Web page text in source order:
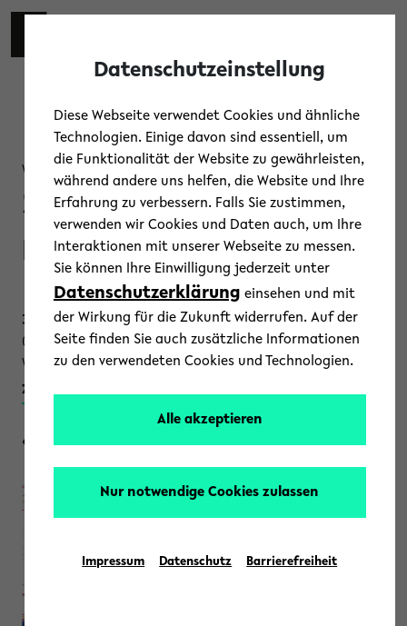
Skip to main content
Workshop
SoundLAB
Mit den Ohren sehen
30.01.2026
09:00 - 11:00
Wissenswerkstadt
zu Ihrem Kalender hinzufügen (iCAL/.ics)
« Zurück zur Übersicht
Datenschutzeinstellung
Diese Webseite verwendet Cookies und ähnliche
Technologien. Einige davon sind essentiell, um
die Funktionalität der Website zu gewährleisten,
während andere uns helfen, die Website und Ihre
Erfahrung zu verbessern. Falls Sie zustimmen,
verwenden wir Cookies und Daten auch, um Ihre
Interaktionen mit unserer Webseite zu messen.
Sie können Ihre Einwilligung jederzeit unter
Datenschutzerklärung einsehen und mit
der Wirkung für die Zukunft widerrufen. Auf der
Seite finden Sie auch zusätzliche Informationen
zu den verwendeten Cookies und Technologien.
Alle akzeptieren
Nur notwendige Cookies zulassen
Impressum Datenschutz Barrierefreiheit